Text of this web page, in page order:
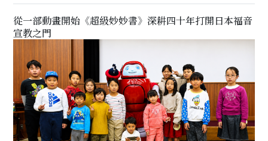
從一部動畫開始《超級妙妙書》深耕四十年打開日本福音
宣教之門